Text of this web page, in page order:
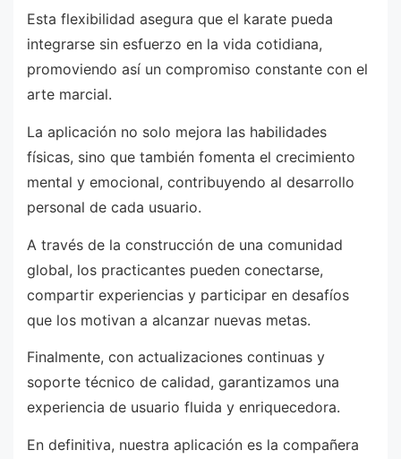
Esta flexibilidad asegura que el karate pueda
integrarse sin esfuerzo en la vida cotidiana,
promoviendo así un compromiso constante con el
arte marcial.
La aplicación no solo mejora las habilidades
físicas, sino que también fomenta el crecimiento
mental y emocional, contribuyendo al desarrollo
personal de cada usuario.
A través de la construcción de una comunidad
global, los practicantes pueden conectarse,
compartir experiencias y participar en desafíos
que los motivan a alcanzar nuevas metas.
Finalmente, con actualizaciones continuas y
soporte técnico de calidad, garantizamos una
experiencia de usuario fluida y enriquecedora.
En definitiva, nuestra aplicación es la compañera